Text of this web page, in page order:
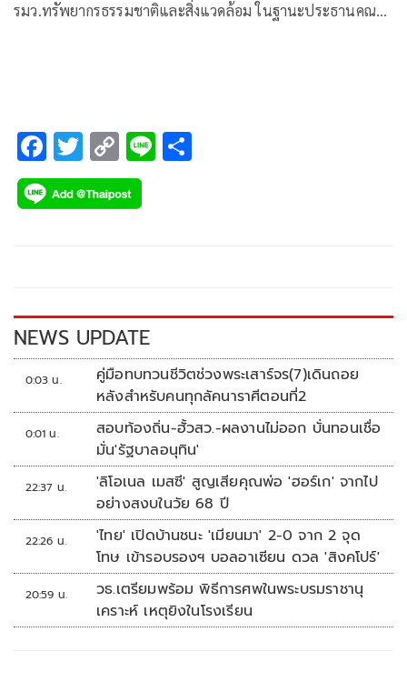
รมว.ทรัพยากรธรรมชาติและสิ่งแวดล้อม ในฐานะประธานคณะ
F
ac
e
k
T
wi
tt
C
o
p
k
Li
NEWS UPDATE
0:03 น.
คู่มือทบทวนชีวิตช่วงพระเสาร์จร(7)เดินถอย
หลังสำหรับคนทุกลัคนาราศีตอนที่2
0:01 น.
สอบท้องถิ่น-ฮั้วสว.-ผลงานไม่ออก บั่นทอนเชื่อ
มั่น'รัฐบาลอนุทิน'
22:37 น.
'ลิโอเนล เมสซี' สูญเสียคุณพ่อ 'ฮอร์เก' จากไป
อย่างสงบในวัย 68 ปี
22:26 น.
'ไทย' เปิดบ้านชนะ 'เมียนมา' 2-0 จาก 2 จุด
โทษ เข้ารอบรองฯ บอลอาเซียน ดวล 'สิงคโปร์'
20:59 น.
วธ.เตรียมพร้อม พิธีการศพในพระบรมราชานุ
เคราะห์ เหตุยิงในโรงเรียน